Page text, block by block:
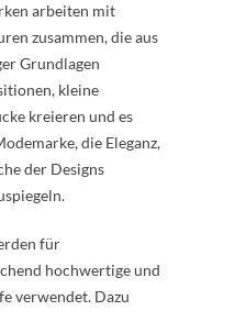
arbeiten mit
zusammen, die aus
Grundlagen
kleine
kreieren und es
die Eleganz,
der Designs
für
hochwertige und
verwendet. Dazu